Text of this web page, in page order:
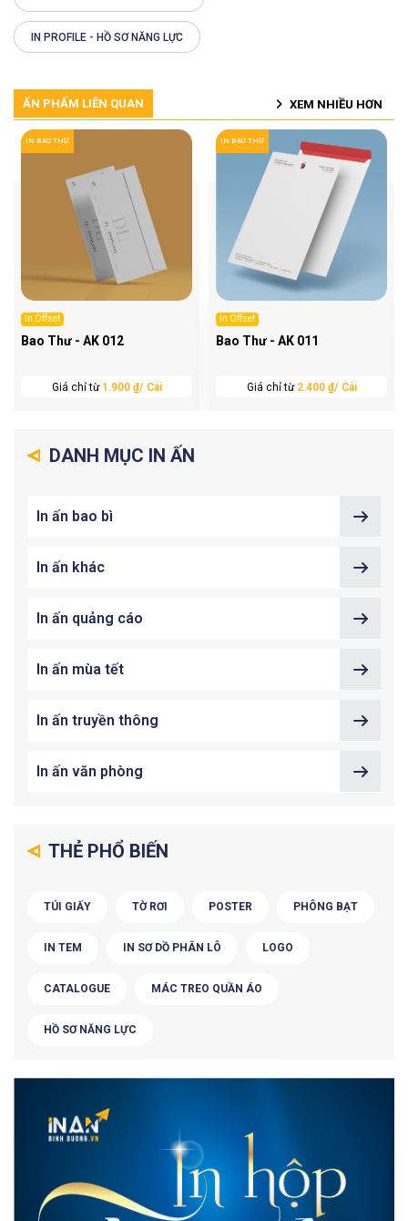
IN PROFILE - HỒ SƠ NĂNG LỰC
ẤN PHẨM LIÊN QUAN XEM NHIỀU HƠN
IN BAO THƯ
In Offset
Bao Thư - AK 012
Giá chỉ từ 1.900 ₫/ Cái
IN BAO THƯ
In Offset
Bao Thư - AK 011
Giá chỉ từ 2.400 ₫/ Cái
DANH MỤC IN ẤN
In ấn bao bì
In ấn khác
In ấn quảng cáo
In ấn mùa tết
In ấn truyền thông
In ấn văn phòng
THẺ PHỔ BIẾN
TÚI GIẤY TỜ RƠI POSTER PHÔNG BẠT
IN TEM IN SƠ DỒ PHÂN LÔ LOGO
CATALOGUE MÁC TREO QUẦN ÁO
HỒ SƠ NĂNG LỰC